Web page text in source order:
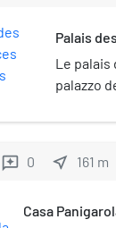
Palais
Le palais
palazzo
reviews 0 near_me 161 m
Casa